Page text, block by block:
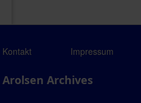
Kontakt Impressum
Arolsen Archives